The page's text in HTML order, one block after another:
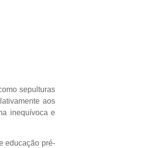
sepulturas
aos
inequívoca e
educação pré-